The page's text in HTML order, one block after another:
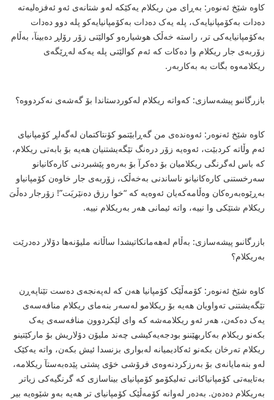
کاوە شێخ ئەنوەر: بەڕاى من ریکلام یەکێکە لەو شتانەى ئەو ئەفزەلیەتە
دەدات بەکۆمپانیایەک، پلە یەک دەدات بەکۆمپانیایەکو پلە دوو دەدات
بەکۆمپانیایەکى تر، راستە خەڵک هوشیارەو کوالێتى زۆر رۆلڕ دەبینآ، بەڵام
زۆربەى جار ریکلام وا دەکات کە ئەم کوالێتى پلە یەکە لەڕێگەى
ریکلامەوە بگات بە بەکاربەر.
بازرگانىو پیشەسازى: کەواتە ریکلام لەکوردستاندا بۆ گەشەى نەکردووە؟
کاوە شێخ ئەنوەر: ئەوەندەى من گەڕابێتمو کۆنتاکتمان لەگەلڕ کۆمپانیاى
ئەم وڵاتە کردبێت، ئەوەیە زۆر درەنگ تێگەیشتنیان هەیە بۆ بابەتى ریکلام،
کە باس لەگرنگى ریکلامیان بۆ دەکرآ بۆ بەرەو پێشبردنى کارەکانیانو
سەرخستنى کارەکانیانو ناساندنى بەخەڵک، زۆربەى جار خاوەن کۆمپانیاو
بەڕێوەبەرەکان وەڵامەکەیان ئەوەیە کە “خوا رزق دەنێریَت”! زۆرجار دەڵىَ
ریکلام شتێکى وا نییە، واتە ئیمانى هەر بەریکلام نییە.
بازرگانىو پیشەسازى: بەڵام لەهەمانکاتیشدا ساڵانە ملیۆنەها دۆلار دەدرێت
بەریکلام؟
کاوە شێخ ئەنوەر: کۆمەڵێک کۆمپانیا هەن کە لەپەنجەى دەست تێناپەڕن
تێگەیشتنى تەواویان هەیە بۆ ریکلامو لەسەر بنەماى ریکلام منافەسەى
یەک دەکەن، هەر ئەو ریکلامەشە کە واى لێکردوون منافەسەى یەک
بکەنو ریکلام بەکاربهێننو بودجەیەکیشى چەند ملیۆن دۆلاریش بۆ مارکێتینو
ریکلام تەرخان بکەنو ئەکادیمیانە لەبوارى بزنسدا ئیش بکەن، واتە یەکێک
لەو بنەمایانەى بۆ بەرزکردنەوەى فرۆشى خۆى پشتى پێدەبەستآ ریکلامە،
بەتایبەتى کۆمپانیاکانى تەلیکۆمو کۆمپانیاى بیناسازى کە گرنگیەکى زیاتر
بەریکلام دەدەن. بەدەر لەوانە کۆمەڵێک کۆمپانیاى تر هەیە بەو شێوەیە بیر